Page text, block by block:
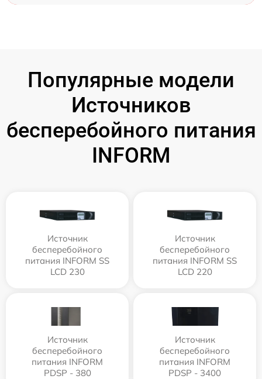
Популярные модели
Источников
бесперебойного питания
INFORM
Источник
бесперебойного
питания INFORM SS
LCD 230
Источник
бесперебойного
питания INFORM SS
LCD 220
Источник
бесперебойного
питания INFORM
PDSP - 380
Источник
бесперебойного
питания INFORM
PDSP - 3400